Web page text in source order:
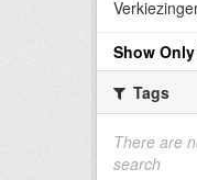
Show
Tags
There are
search